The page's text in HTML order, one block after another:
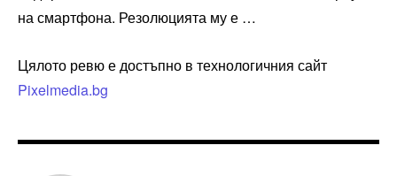
на смартфона. Резолюцията му е …
Цялото ревю е достъпно в технологичния сайт
Pixelmedia.bg